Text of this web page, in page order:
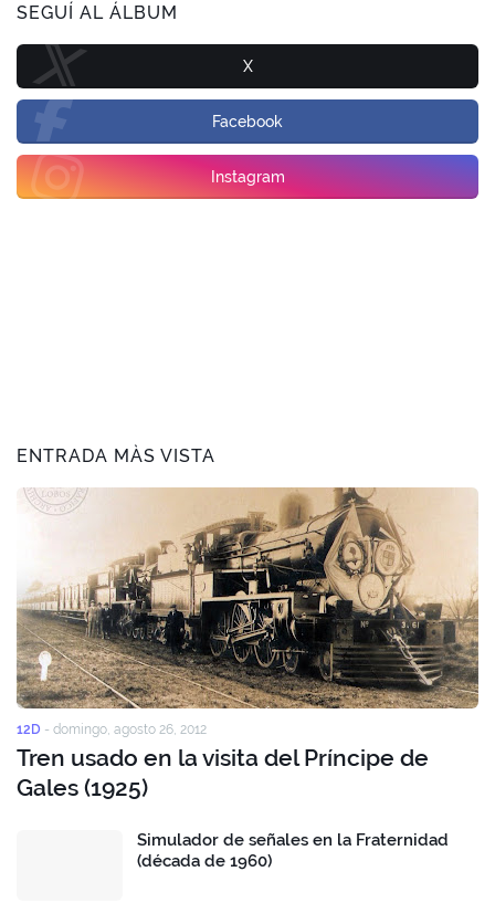
SEGUÍ AL ÁLBUM
X
Facebook
Instagram
ENTRADA MÀS VISTA
12D - domingo, agosto 26, 2012
Tren usado en la visita del Príncipe de
Gales (1925)
Simulador de señales en la Fraternidad
(década de 1960)